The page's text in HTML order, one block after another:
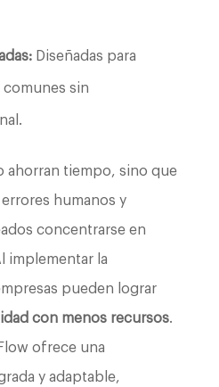
Diseñadas para
comunes sin
ahorran tiempo, sino que
humanos y
concentrarse en
implementar la
pueden lograr
con menos recursos.
ofrece una
y adaptable,